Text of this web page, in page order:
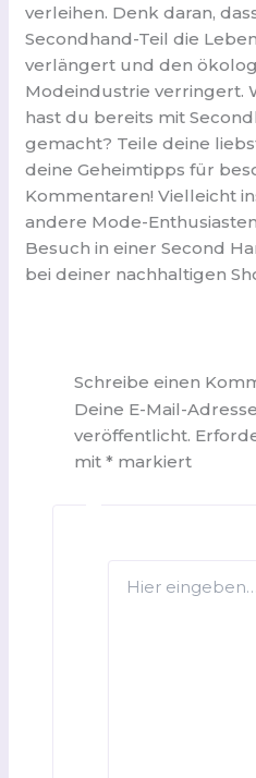
verleihen. Denk daran,
Secondhand-Teil die
verlängert und den
Modeindustrie verringert.
hast du bereits mit
gemacht? Teile deine
deine Geheimtipps für
Kommentaren! Vielleicht
andere Mode-
Besuch in einer Second
bei deiner nachhaltigen
Schreibe einen
Deine E-Mail-
veröffentlicht.
mit* markiert
eingeben…